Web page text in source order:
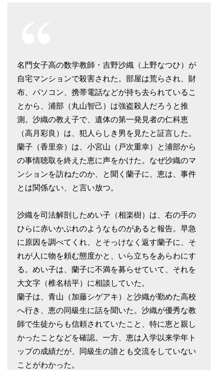
名門女子高の数学教師・吉野沙織（上野なつひ）が
自宅マンションで殺害された。部屋は荒らされ、財
布、パソコン、携帯電話などが持ち去られているこ
とから、浦部（丸山智己）は強盗殺人だろうと推
測。沙織の教え子で、遺体の第一発見者の仁科恵
（高月彩良）は、犯人らしき男を見たと証言した。
蘭子（香里奈）は、小宮山（戸次重幸）と浦部から
の事情聴取を終えた恵に声をかけた。なぜ沙織のマ
ンションを訪ねたのか、と聞く蘭子に、恵は、事件
とは関係ない、と言い放つ。
沙織を司法解剖しためい子（相楽樹）は、右の手の
ひらに赤いかぶれのようなものがあると報告。早急
に原因を調べてくれ、とそっけなく返す蘭子に、そ
れが人に物を頼む態度かと、いら立ちをあらわにす
る。めい子は、蘭子に不満を募らせていて、それを
大文字（椎名桔平）に相談していた。
蘭子は、青山（加藤シゲアキ）と沙織が勤めた高校
へ行き、恵の同級生に話を聞いた。沙織が優秀な教
師で生徒からも信頼されていたこと、特に恵と親し
かったことなどを確認。一方、恵は入学以来学年ト
ップの成績だが、同級生の誰とも交流をしていない
ことがわかった。